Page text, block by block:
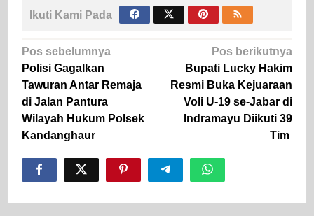
Ikuti Kami Pada
Navigasi
pos
Pos sebelumnya
Polisi Gagalkan
Tawuran Antar Remaja
di Jalan Pantura
Wilayah Hukum Polsek
Kandanghaur
Pos berikutnya
Bupati Lucky Hakim
Resmi Buka Kejuaraan
Voli U-19 se-Jabar di
Indramayu Diikuti 39
Tim